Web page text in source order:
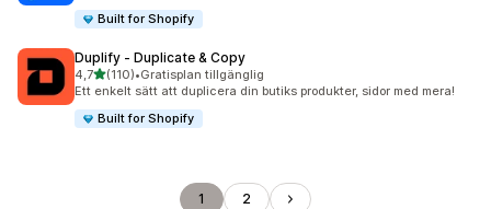
Built for Shopify
Duplify ‑ Duplicate & Copy
4,7av 5 stjärnor
(110)
110 recensioner totalt
•Gratisplan tillgänglig
Ett enkelt sätt att duplicera din butiks produkter, sidor med mera!
Built for Shopify
1 2